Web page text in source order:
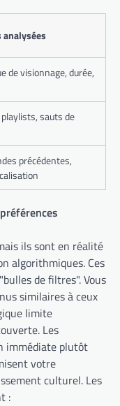
analysées
de visionnage, durée,
sauts de
précédentes,
ils sont en réalité
algorithmiques. Ces
de filtres". Vous
similaires à ceux
limite
Les
immédiate plutôt
votre
culturel. Les
: